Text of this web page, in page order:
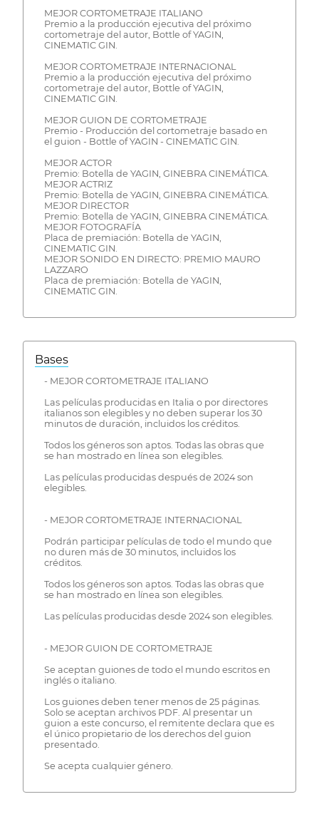
MEJOR CORTOMETRAJE ITALIANO
Premio a la producción ejecutiva del próximo
cortometraje del autor, Bottle of YAGIN,
CINEMATIC GIN.
MEJOR CORTOMETRAJE INTERNACIONAL
Premio a la producción ejecutiva del próximo
cortometraje del autor, Bottle of YAGIN,
CINEMATIC GIN.
MEJOR GUION DE CORTOMETRAJE
Premio - Producción del cortometraje basado en
el guion - Bottle of YAGIN - CINEMATIC GIN.
MEJOR ACTOR
Premio: Botella de YAGIN, GINEBRA CINEMÁTICA.
MEJOR ACTRIZ
Premio: Botella de YAGIN, GINEBRA CINEMÁTICA.
MEJOR DIRECTOR
Premio: Botella de YAGIN, GINEBRA CINEMÁTICA.
MEJOR FOTOGRAFÍA
Placa de premiación: Botella de YAGIN,
CINEMATIC GIN.
MEJOR SONIDO EN DIRECTO: PREMIO MAURO
LAZZARO
Placa de premiación: Botella de YAGIN,
CINEMATIC GIN.
Bases
- MEJOR CORTOMETRAJE ITALIANO
Las películas producidas en Italia o por directores
italianos son elegibles y no deben superar los 30
minutos de duración, incluidos los créditos.
Todos los géneros son aptos. Todas las obras que
se han mostrado en línea son elegibles.
Las películas producidas después de 2024 son
elegibles.
- MEJOR CORTOMETRAJE INTERNACIONAL
Podrán participar películas de todo el mundo que
no duren más de 30 minutos, incluidos los
créditos.
Todos los géneros son aptos. Todas las obras que
se han mostrado en línea son elegibles.
Las películas producidas desde 2024 son elegibles.
- MEJOR GUION DE CORTOMETRAJE
Se aceptan guiones de todo el mundo escritos en
inglés o italiano.
Los guiones deben tener menos de 25 páginas.
Solo se aceptan archivos PDF. Al presentar un
guion a este concurso, el remitente declara que es
el único propietario de los derechos del guion
presentado.
Se acepta cualquier género.